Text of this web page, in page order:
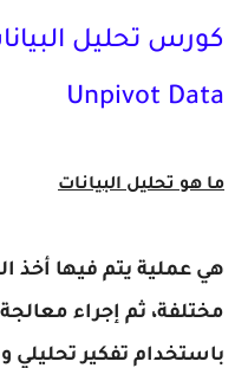
كورس تحليل
Unpivot Data
ما هو تحليل البيانات
هي عملية يتم فيها أخذ
مختلفة، ثم إجراء
باستخدام تفكير